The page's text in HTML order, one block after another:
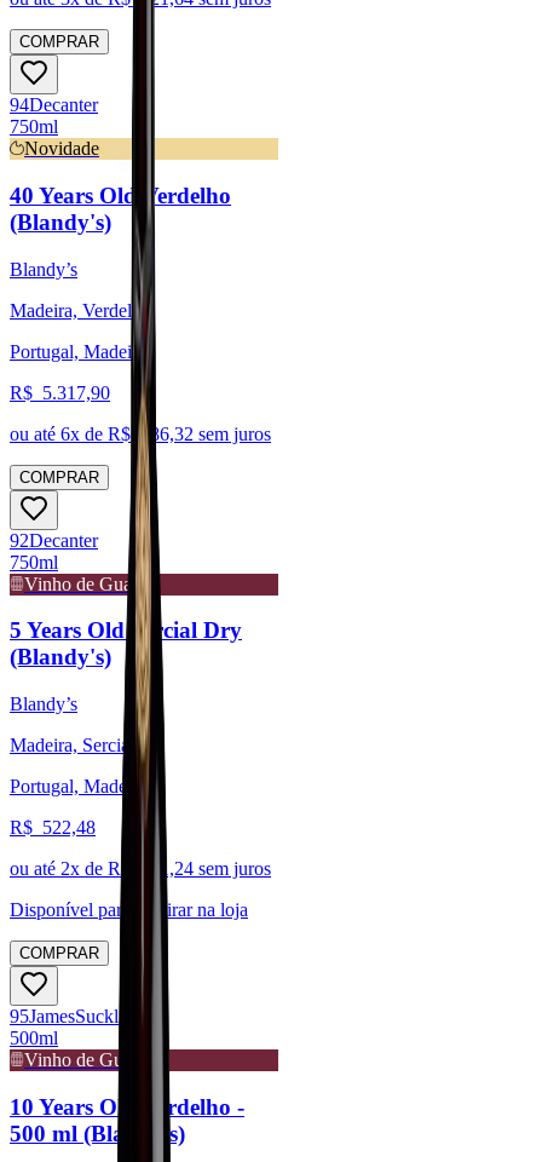
COMPRAR
94Decanter
750ml
Novidade
40 Years Old Verdelho
(Blandy's)
Blandy’s
Madeira, Verdelho
Portugal, Madeira
R$ 5.317,90
ou até 6x de R$ 886,32 sem juros
COMPRAR
92Decanter
750ml
Vinho de Guarda
5 Years Old Sercial Dry
(Blandy's)
Blandy’s
Madeira, Sercial
Portugal, Madeira
R$ 522,48
ou até 2x de R$ 261,24 sem juros
Disponível para:
Retirar na loja
COMPRAR
95JamesSuckling
500ml
Vinho de Guarda
10 Years Old Verdelho -
500 ml (Blandy's)